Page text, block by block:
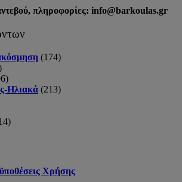
πληροφορίες: info@barkoulas.gr
(174)
Ηλιακά (213)
Χρήσης